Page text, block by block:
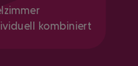
kombiniert